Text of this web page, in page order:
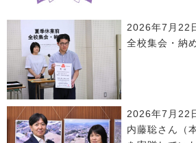
2026年7月22
全校集会・納
2026年7月22
内藤聡さん（